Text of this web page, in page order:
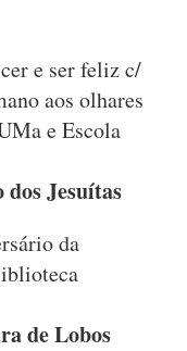
e ser feliz c/
aos olhares
e Escola
Jesuítas
da
de Lobos